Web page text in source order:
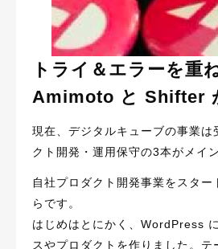
トライ＆エラーを重
Amimoto と Shifter
現在、デジタルキューブの事業は
クト開発・運用保守の3本がメイ
自社プロダクト開発事業をスタ
らです。
はじめはとにかく、WordPress
スやプロダクトを作りました。テ